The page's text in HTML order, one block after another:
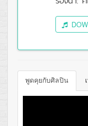
พูดคุยกับศิลปิน